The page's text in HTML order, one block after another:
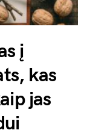
į
kas
jas